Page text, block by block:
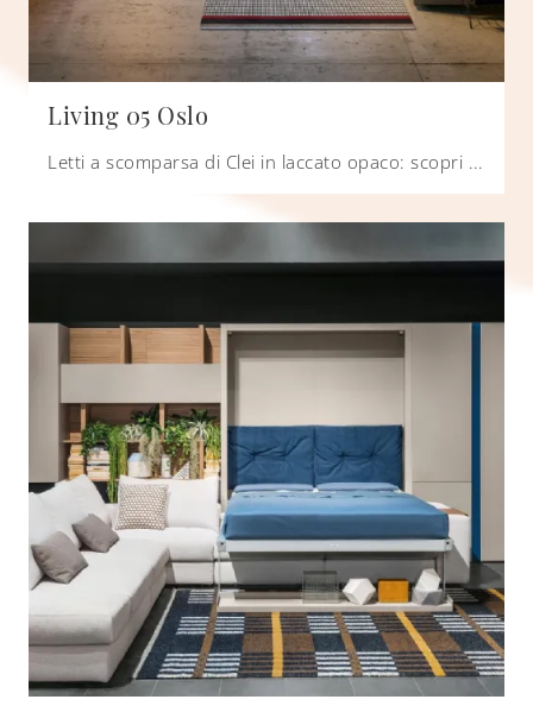
Living 05 Oslo
Letti a scomparsa di Clei in laccato opaco: scopri di più sul letto Living 05 Oslo e arreda i tuoi locali in modo pratico e dinamico.